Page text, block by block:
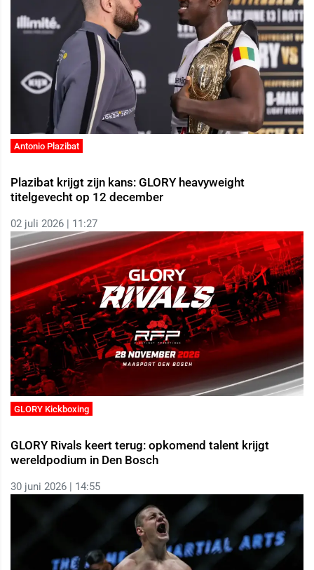
Antonio Plazibat
Plazibat krijgt zijn kans: GLORY heavyweight
titelgevecht op 12 december
02 juli 2026 | 11:27
GLORY Kickboxing
GLORY Rivals keert terug: opkomend talent krijgt
wereldpodium in Den Bosch
30 juni 2026 | 14:55